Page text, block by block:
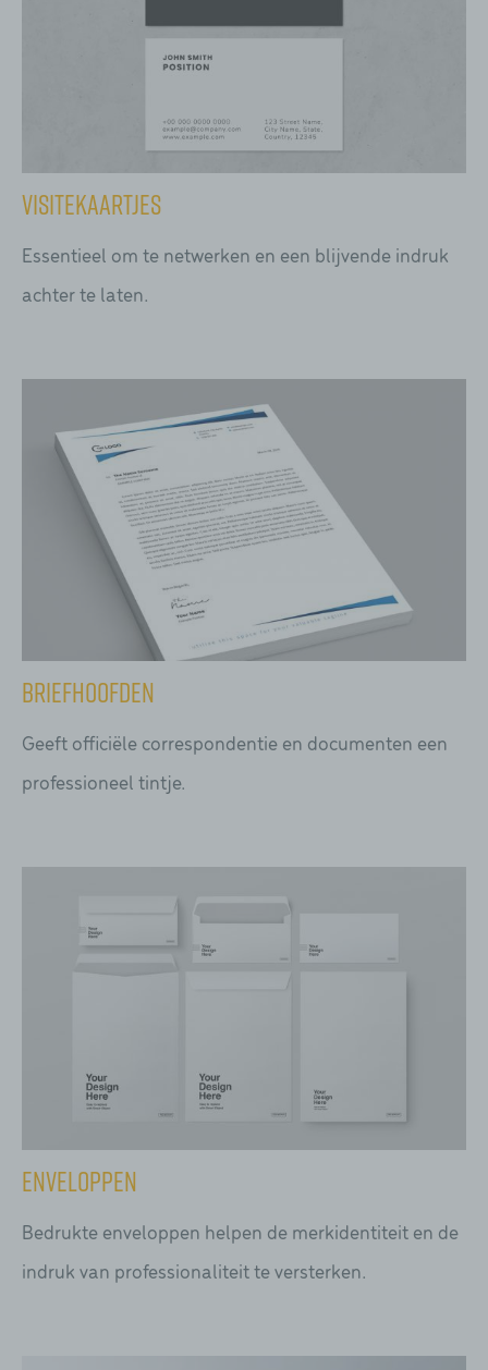
Visitekaartjes
Essentieel om te netwerken en een blijvende indruk
achter te laten.
Briefhoofden
Geeft officiële correspondentie en documenten een
professioneel tintje.
Enveloppen
Bedrukte enveloppen helpen de merkidentiteit en de
indruk van professionaliteit te versterken.